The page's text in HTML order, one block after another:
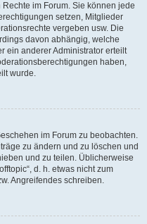
im Forum. Sie können jede
setzen, Mitglieder
vergeben usw. Die
davon abhängig, welche
ein anderer Administrator erteilt
haben,
wurde.
im Forum zu beobachten.
zu ändern und zu löschen und
und zu teilen. Üblicherweise
d. h. etwas nicht zum
Angreifendes schreiben.